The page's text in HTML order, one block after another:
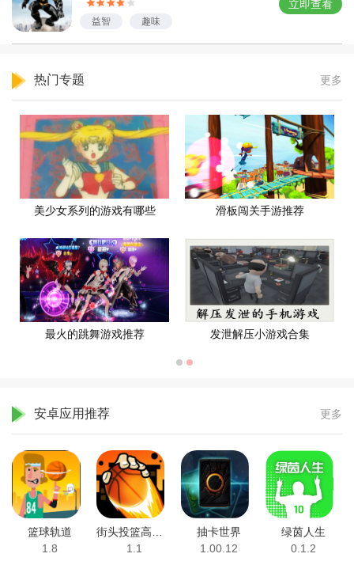
益智 趣味
立即查看
热门专题 更多
美少女系列的游戏有哪些 滑板闯关手游推荐
最火的跳舞游戏推荐 发泄解压小游戏合集
安卓应用推荐 更多
篮球轨道
1.8
1.1
抽卡世界
1.00.12
绿茵人生
0.1.2